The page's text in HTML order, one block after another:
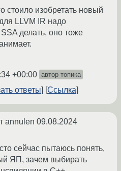
стоило изобретать новый
LLVM IR надо
делать, оно тоже
+00:00 автор топика
ответы Ссылка
annulen 09.08.2024
сейчас пытаюсь понять,
ЯП, зачем выбирать